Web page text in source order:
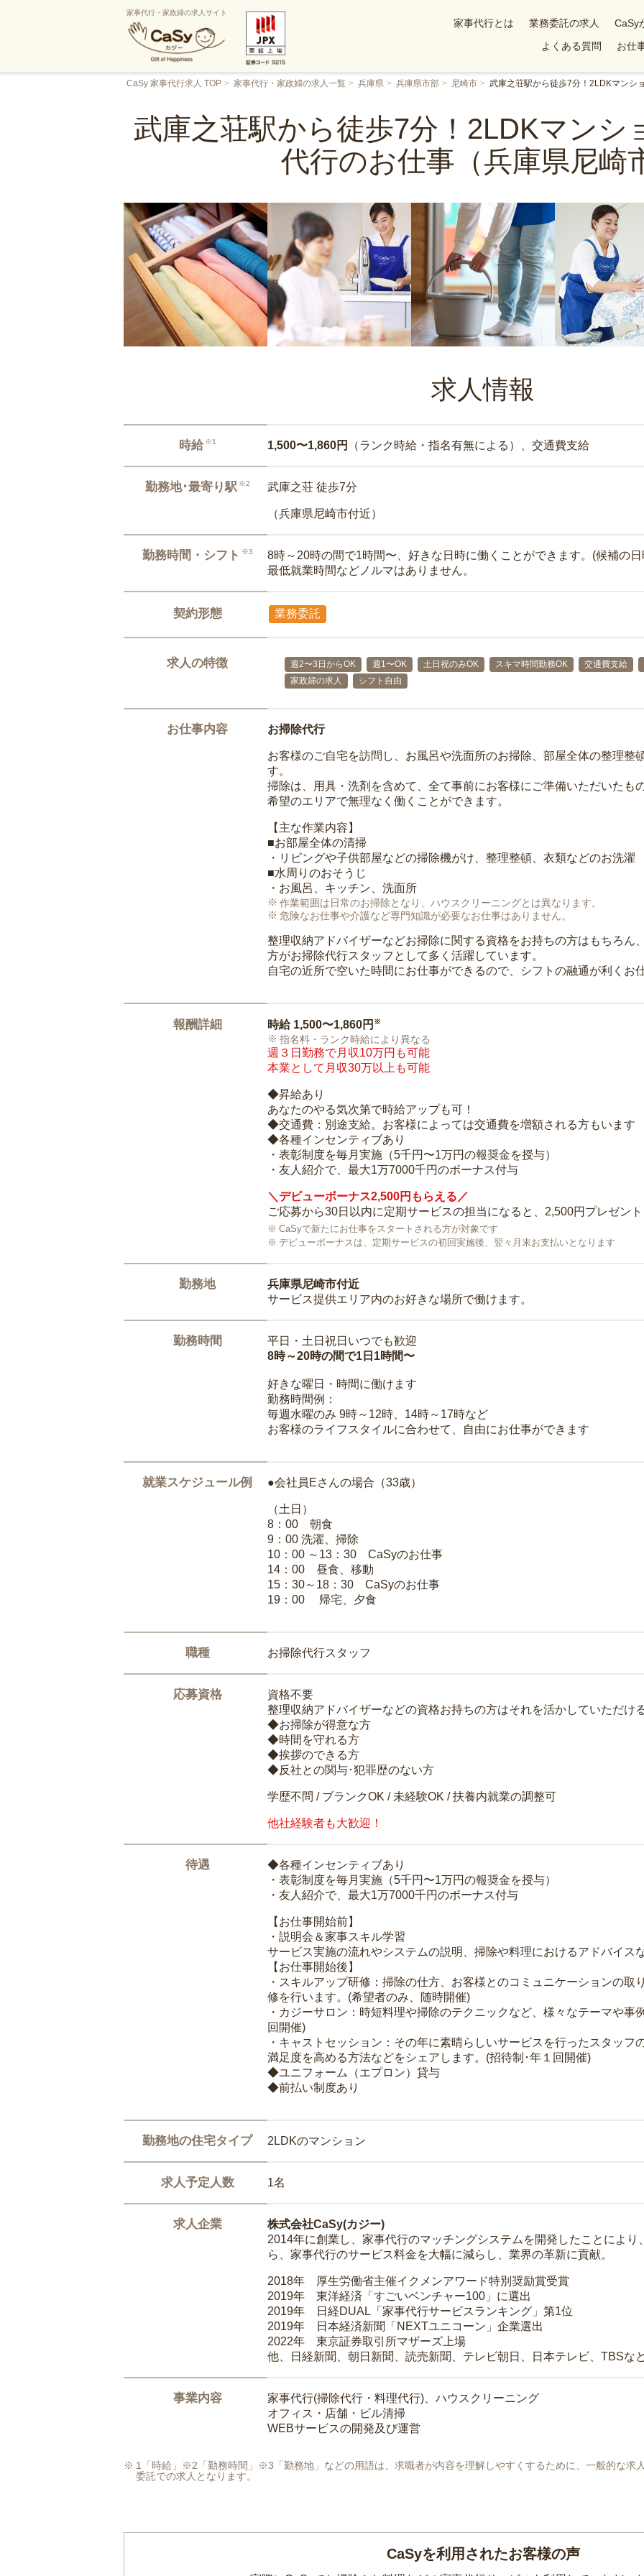
家事代行・家政婦の求人サイト
家事代行とは 業務委託の求人 CaSy
よくある質問
お仕
CaSy 家事代行求人 TOP 家事代行・家政婦の求人一覧 兵庫県 兵庫県市部 尼崎市 武庫之荘駅から徒歩7分！2LDKマンシ
武庫之荘駅から徒歩7分！2LDKマンシ
代行のお仕事（兵庫県尼崎
求人情報
時給 ※1 1,500〜1,860円 （ランク時給・指名有無による）、交通費支給
勤務地･最寄り駅 ※2 武庫之荘 徒歩7分
（兵庫県尼崎市付近）
勤務時間・シフト ※3
8時～20時の間で1時間〜、好きな日時に働くことができます。(候補の
最低就業時間などノルマはありません。
契約形態 業務委託
求人の特徴 週2〜3日からOK 週1〜OK 土日祝のみOK スキマ時間勤務OK 交通費支給
家政婦の求人
シフト自由
お仕事内容 お掃除代行
お客様のご自宅を訪問し、お風呂や洗面所のお掃除、部屋全体の整理整
す。
掃除は、用具・洗剤を含めて、全て事前にお客様にご準備いただいたも
希望のエリアで無理なく働くことができます。
【主な作業内容】
■お部屋全体の清掃
・リビングや子供部屋などの掃除機がけ、整理整頓、衣類などのお洗濯
■水周りのおそうじ
・お風呂、キッチン、洗面所
作業範囲は日常のお掃除となり、ハウスクリーニングとは異なります。
危険なお仕事や介護など専門知識が必要なお仕事はありません。
整理収納アドバイザーなどお掃除に関する資格をお持ちの方はもちろん
方がお掃除代行スタッフとして多く活躍しています。
自宅の近所で空いた時間にお仕事ができるので、シフトの融通が利くお
報酬詳細 時給 1,500〜1,860円 ※
指名料・ランク時給により異なる
週３日勤務で月収10万円も可能
本業として月収30万以上も可能
◆昇給あり
あなたのやる気次第で時給アップも可！
◆交通費：別途支給。お客様によっては交通費を増額される方もいます
◆各種インセンティブあり
・表彰制度を毎月実施（5千円〜1万円の報奨金を授与）
・友人紹介で、最大1万7000千円のボーナス付与
＼デビューボーナス2,500円もらえる／
ご応募から30日以内に定期サービスの担当になると、2,500円プレゼント
CaSyで新たにお仕事をスタートされる方が対象です
デビューボーナスは、定期サービスの初回実施後、翌々月末お支払いとなります
勤務地
兵庫県尼崎市付近
サービス提供エリア内のお好きな場所で働けます。
勤務時間
平日・土日祝日いつでも歓迎
8時～20時の間で1日1時間〜
好きな曜日・時間に働けます
勤務時間例：
毎週水曜のみ 9時～12時、14時～17時など
お客様のライフスタイルに合わせて、自由にお仕事ができます
就業スケジュール例 ●会社員Eさんの場合（33歳）
（土日）
8：00 朝食
9：00 洗濯、掃除
10：00 ～13：30 CaSyのお仕事
14：00 昼食、移動
15：30～18：30 CaSyのお仕事
19：00 帰宅、夕食
職種 お掃除代行スタッフ
応募資格
資格不要
整理収納アドバイザーなどの資格お持ちの方はそれを活かしていただけ
◆お掃除が得意な方
◆時間を守れる方
◆挨拶のできる方
◆反社との関与･犯罪歴のない方
学歴不問 / ブランクOK / 未経験OK / 扶養内就業の調整可
他社経験者も大歓迎！
待遇
◆各種インセンティブあり
・表彰制度を毎月実施（5千円〜1万円の報奨金を授与）
・友人紹介で、最大1万7000千円のボーナス付与
【お仕事開始前】
・説明会＆家事スキル学習
サービス実施の流れやシステムの説明、掃除や料理におけるアドバイス
【お仕事開始後】
・スキルアップ研修：掃除の仕方、お客様とのコミュニケーションの
修を行います。(希望者のみ、随時開催)
・カジーサロン：時短料理や掃除のテクニックなど、様々なテーマや事
回開催)
・キャストセッション：その年に素晴らしいサービスを行ったスタッ
満足度を高める方法などをシェアします。(招待制･年１回開催)
◆ユニフォーム（エプロン）貸与
◆前払い制度あり
勤務地の住宅タイプ 2LDKのマンション
求人予定人数 1名
求人企業
株式会社CaSy(カジー)
2014年に創業し、家事代行のマッチングシステムを開発したことによ
ら、家事代行のサービス料金を大幅に減らし、業界の革新に貢献。
2018年 厚生労働省主催イクメンアワード特別奨励賞受賞
2019年 東洋経済「すごいベンチャー100」に選出
2019年 日経DUAL「家事代行サービスランキング」第1位
2019年 日本経済新聞「NEXTユニコーン」企業選出
2022年 東京証券取引所マザーズ上場
他、日経新聞、朝日新聞、読売新聞、テレビ朝日、日本テレビ、TBSな
事業内容
家事代行(掃除代行・料理代行)、ハウスクリーニング
オフィス・店舗・ビル清掃
WEBサービスの開発及び運営
1「時給」※2「勤務時間」※3「勤務地」などの用語は、求職者が内容を理解しやすくするために、一般的な求
委託での求人となります。
CaSyを利用されたお客様の声